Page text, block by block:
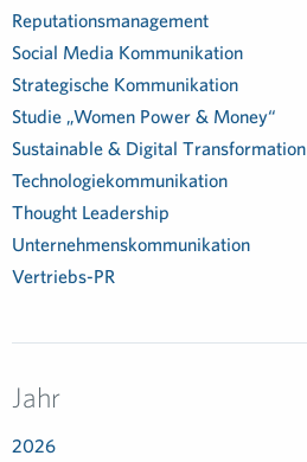
Reputationsmanagement
Social Media Kommunikation
Strategische Kommunikation
Studie „Women Power & Money“
Sustainable & Digital Transformation
Technologiekommunikation
Thought Leadership
Unternehmenskommunikation
Vertriebs-PR
Jahr
2026